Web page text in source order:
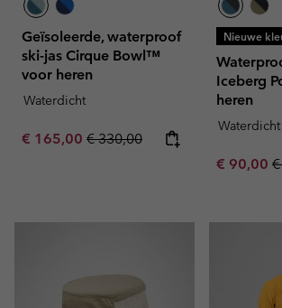
Geïsoleerde, waterproof
ski-jas Cirque Bowl™
voor heren
Waterdicht
Sale price:
€ 165,00 Regular price:
€ 330,00
Nieuwe
Iceberg
heren
Waterdicht
Sale
€ 90,00